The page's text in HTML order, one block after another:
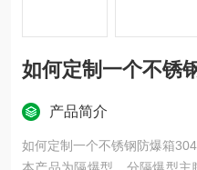
如何定制一个不锈
产品简介
如何定制一个不锈钢防爆箱